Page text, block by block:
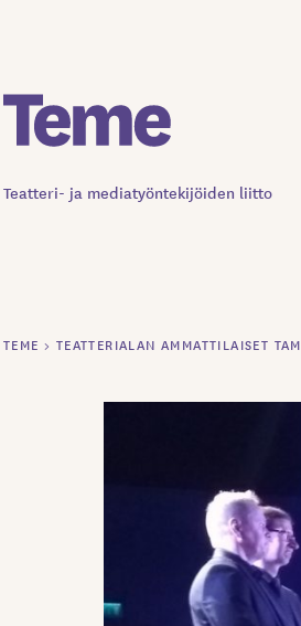
Teatteri- ja mediatyöntekijöiden liitto
TEME > TEATTERIALAN AMMATTILAISET TAM